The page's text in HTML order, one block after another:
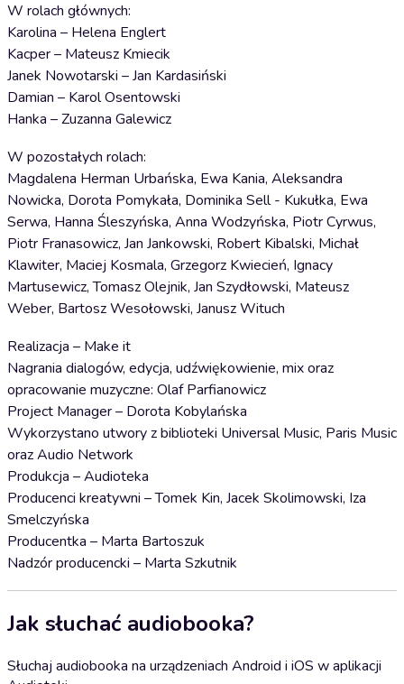
W rolach głównych:
Karolina – Helena Englert
Kacper – Mateusz Kmiecik
Janek Nowotarski – Jan Kardasiński
Damian – Karol Osentowski
Hanka – Zuzanna Galewicz
W pozostałych rolach:
Magdalena Herman Urbańska, Ewa Kania, Aleksandra
Nowicka, Dorota Pomykała, Dominika Sell - Kukułka, Ewa
Serwa, Hanna Śleszyńska, Anna Wodzyńska, Piotr Cyrwus,
Piotr Franasowicz, Jan Jankowski, Robert Kibalski, Michał
Klawiter, Maciej Kosmala, Grzegorz Kwiecień, Ignacy
Martusewicz, Tomasz Olejnik, Jan Szydłowski, Mateusz
Weber, Bartosz Wesołowski, Janusz Wituch
Realizacja – Make it
Nagrania dialogów, edycja, udźwiękowienie, mix oraz
opracowanie muzyczne: Olaf Parfianowicz
Project Manager – Dorota Kobylańska
Wykorzystano utwory z biblioteki Universal Music, Paris Music
oraz Audio Network
Produkcja – Audioteka
Producenci kreatywni – Tomek Kin, Jacek Skolimowski, Iza
Smelczyńska
Producentka – Marta Bartoszuk
Nadzór producencki – Marta Szkutnik
Jak słuchać audiobooka?
Słuchaj audiobooka na urządzeniach Android i iOS w aplikacji